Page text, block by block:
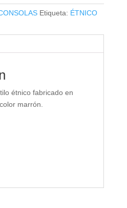
Etiqueta: ÉTNICO
étnico fabricado en
marrón.